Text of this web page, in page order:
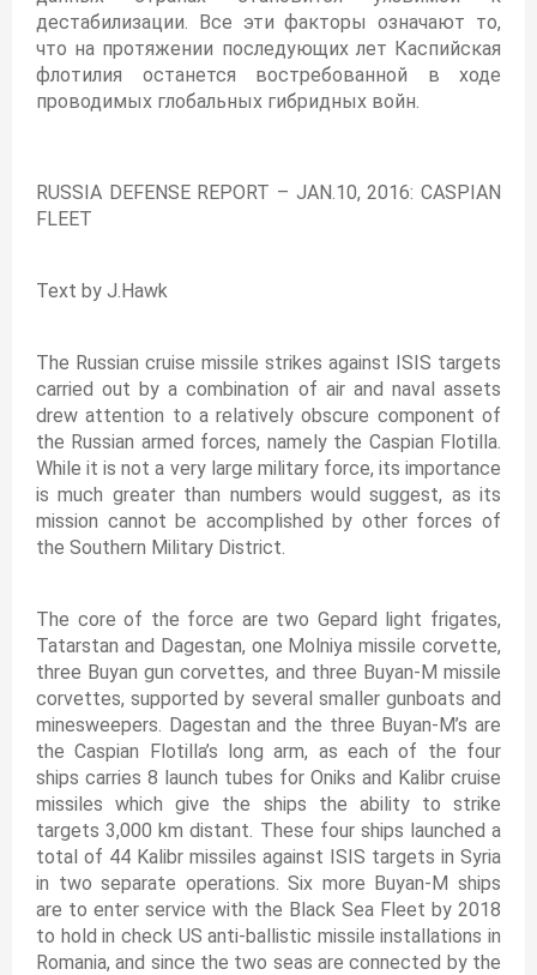
дестабилизации. Все эти факторы означают то,
что на протяжении последующих лет Каспийская
флотилия останется востребованной в ходе
проводимых глобальных гибридных войн.
RUSSIA DEFENSE REPORT – JAN.10, 2016: CASPIAN
FLEET
Text by J.Hawk
The Russian cruise missile strikes against ISIS targets
carried out by a combination of air and naval assets
drew attention to a relatively obscure component of
the Russian armed forces, namely the Caspian Flotilla.
While it is not a very large military force, its importance
is much greater than numbers would suggest, as its
mission cannot be accomplished by other forces of
the Southern Military District.
The core of the force are two Gepard light frigates,
Tatarstan and Dagestan, one Molniya missile corvette,
three Buyan gun corvettes, and three Buyan-M missile
corvettes, supported by several smaller gunboats and
minesweepers. Dagestan and the three Buyan-M’s are
the Caspian Flotilla’s long arm, as each of the four
ships carries 8 launch tubes for Oniks and Kalibr cruise
missiles which give the ships the ability to strike
targets 3,000 km distant. These four ships launched a
total of 44 Kalibr missiles against ISIS targets in Syria
in two separate operations. Six more Buyan-M ships
are to enter service with the Black Sea Fleet by 2018
to hold in check US anti-ballistic missile installations in
Romania, and since the two seas are connected by the